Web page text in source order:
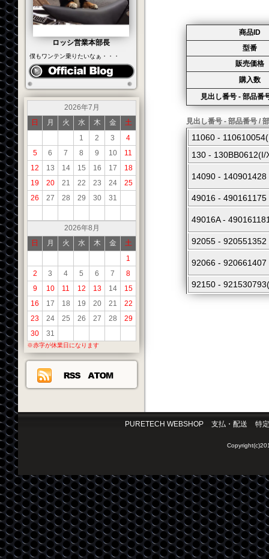
ロッシ営業本部長
僕もワンテン乗りたいなぁ・・・
2026年7月
日
月 火 水 木 金
土
1
2 3
4
5
6 7 8 9 10
11
12
13 14 15 16 17
18
19
20 21 22 23 24
25
26
27 28 29 30 31
2026年8月
日
月 火 水 木 金
土
1
2
3 4 5 6 7
8
9
10 11 12 13 14
15
16
17 18 19 20 21
22
23
24 25 26 27 28
29
30
31
※赤字が休業日になります
商品ID
型番
販売価格
購入数
見出し番号 - 部品番
見出し番号 - 部品番号 /
11060 -
130 - 130BB0612(I/
14090 - 140901428
49016 - 490161175
49016A -
92055 -
92066 - 920661407
92150 -
PURETECH WEBSHOP 支払・配送 特